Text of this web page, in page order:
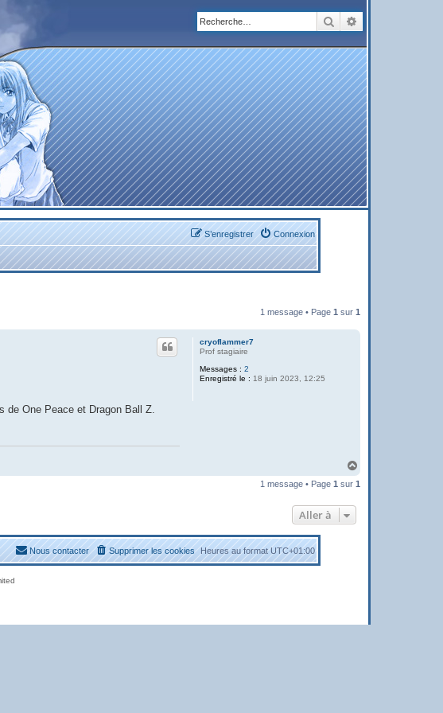
Rechercher
Connexion
S’enregistrer
1 message • Page 1 sur 1
cryoflammer7
Prof stagiaire
Messages : 2
Enregistré le : 18 juin 2023, 12:25
de One Peace et Dragon Ball Z.
u
1 message • Page 1 sur 1
Aller à
Heures au formatUTC+01:00
Supprimer les cookies
Nous contacter